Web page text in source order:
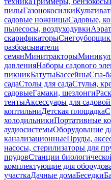
пилыГазонокосилки
садовые ножницыСадовые,
пылесосы, воздуходувки
скарификаторы
разбрасыватели
семянМинитракторы
давленияНаборы садового
пикникБатутыБассейныСпа-
садаСтолы для садаСтулья,
садовыеГамаки, шезлонги
тентыАксессуары для
коптильниДетская площадка
холодильникиПортативные
аудиосистемыОборудование
канализационныеПруды,
насосы, стерилизаторы для
прудовСтанции
комплектующие для
участкаДачные домаБеседки